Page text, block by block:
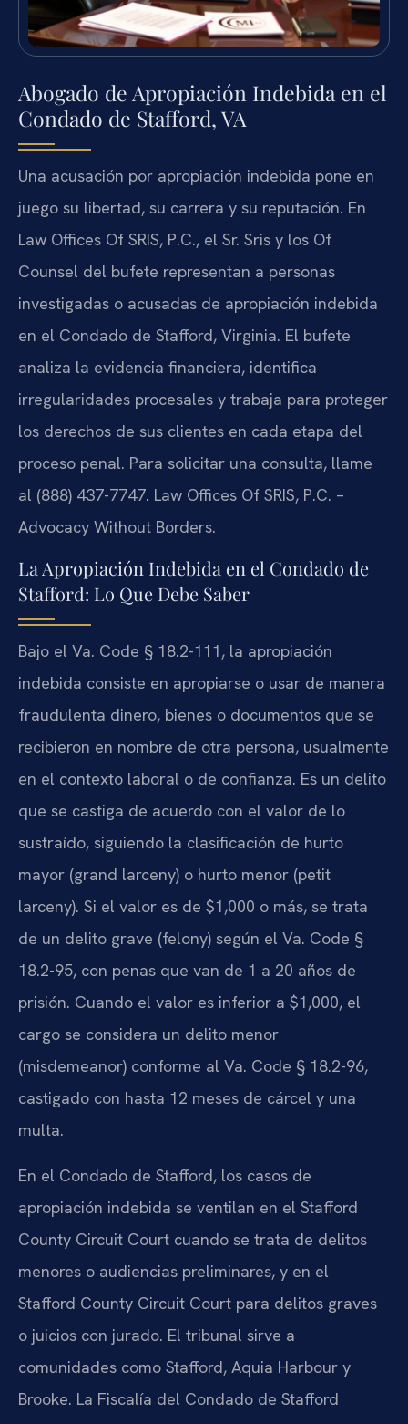
Abogado de Apropiación Indebida en el
Condado de Stafford, VA
Una acusación por apropiación indebida pone en
juego su libertad, su carrera y su reputación. En
Law Offices Of SRIS, P.C., el Sr. Sris y los Of
Counsel del bufete representan a personas
investigadas o acusadas de apropiación indebida
en el Condado de Stafford, Virginia. El bufete
analiza la evidencia financiera, identifica
irregularidades procesales y trabaja para proteger
los derechos de sus clientes en cada etapa del
proceso penal. Para solicitar una consulta, llame
al (888) 437-7747. Law Offices Of SRIS, P.C. –
Advocacy Without Borders.
La Apropiación Indebida en el Condado de
Stafford: Lo Que Debe Saber
Bajo el Va. Code § 18.2-111, la apropiación
indebida consiste en apropiarse o usar de manera
fraudulenta dinero, bienes o documentos que se
recibieron en nombre de otra persona, usualmente
en el contexto laboral o de confianza. Es un delito
que se castiga de acuerdo con el valor de lo
sustraído, siguiendo la clasificación de hurto
mayor (grand larceny) o hurto menor (petit
larceny). Si el valor es de $1,000 o más, se trata
de un delito grave (felony) según el Va. Code §
18.2-95, con penas que van de 1 a 20 años de
prisión. Cuando el valor es inferior a $1,000, el
cargo se considera un delito menor
(misdemeanor) conforme al Va. Code § 18.2-96,
castigado con hasta 12 meses de cárcel y una
multa.
En el Condado de Stafford, los casos de
apropiación indebida se ventilan en el Stafford
County Circuit Court cuando se trata de delitos
menores o audiencias preliminares, y en el
Stafford County Circuit Court para delitos graves
o juicios con jurado. El tribunal sirve a
comunidades como Stafford, Aquia Harbour y
Brooke. La Fiscalía del Condado de Stafford